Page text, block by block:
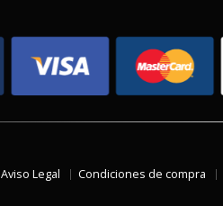
Aviso Legal Condiciones de compra